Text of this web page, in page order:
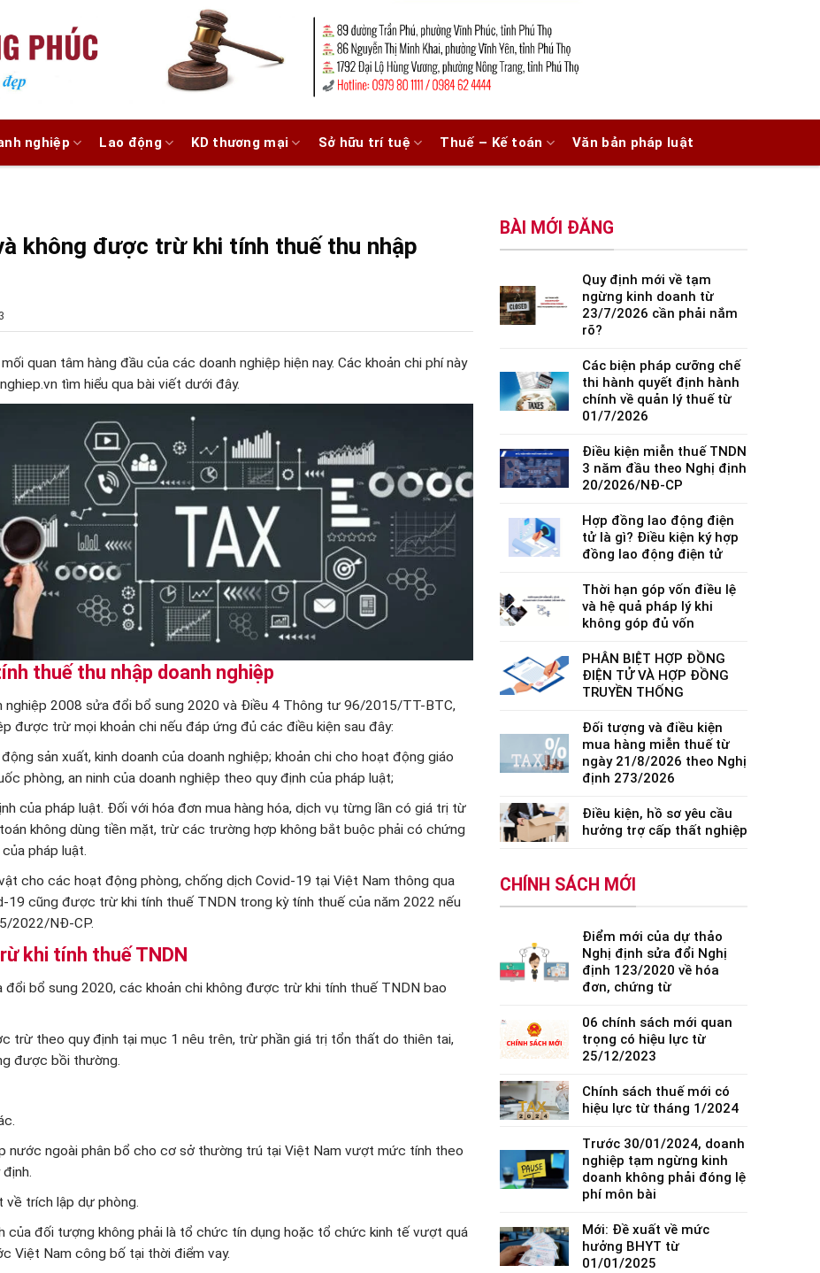
nghiệp Lao động KD thương mại Sở hữu trí tuệ Thuế – Kế toán Văn bản pháp luật
không được trừ khi tính thuế thu nhập
quan tâm hàng đầu của các doanh nghiệp hiện nay. Các khoản chi phí này
tìm hiểu qua bài viết dưới đây.
thuế thu nhập doanh nghiệp
nghiệp 2008 sửa đổi bổ sung 2020 và Điều 4 Thông tư 96/2015/TT-BTC,
được trừ mọi khoản chi nếu đáp ứng đủ các điều kiện sau đây:
sản xuất, kinh doanh của doanh nghiệp; khoản chi cho hoạt động giáo
phòng, an ninh của doanh nghiệp theo quy định của pháp luật;
của pháp luật. Đối với hóa đơn mua hàng hóa, dịch vụ từng lần có giá trị từ
không dùng tiền mặt, trừ các trường hợp không bắt buộc phải có chứng
pháp luật.
cho các hoạt động phòng, chống dịch Covid-19 tại Việt Nam thông qua
19 cũng được trừ khi tính thuế TNDN trong kỳ tính thuế của năm 2022 nếu
2022/NĐ-CP.
khi tính thuế TNDN
bổ sung 2020, các khoản chi không được trừ khi tính thuế TNDN bao
trừ theo quy định tại mục 1 nêu trên, trừ phần giá trị tổn thất do thiên tai,
được bồi thường.
nước ngoài phân bổ cho cơ sở thường trú tại Việt Nam vượt mức tính theo
về trích lập dự phòng.
của đối tượng không phải là tổ chức tín dụng hoặc tổ chức kinh tế vượt quá
Việt Nam công bố tại thời điểm vay.
BÀI MỚI ĐĂNG
Quy định mới về tạm
ngừng kinh doanh từ
23/7/2026 cần phải nắm
rõ?
Các biện pháp cưỡng chế
thi hành quyết định hành
chính về quản lý thuế từ
01/7/2026
Điều kiện miễn thuế TNDN
3 năm đầu theo Nghị định
20/2026/NĐ-CP
Hợp đồng lao động điện
tử là gì? Điều kiện ký hợp
đồng lao động điện tử
Thời hạn góp vốn điều lệ
và hệ quả pháp lý khi
không góp đủ vốn
PHÂN BIỆT HỢP ĐỒNG
ĐIỆN TỬ VÀ HỢP ĐỒNG
TRUYỀN THỐNG
Đối tượng và điều kiện
mua hàng miễn thuế từ
ngày 21/8/2026 theo Nghị
định 273/2026
Điều kiện, hồ sơ yêu cầu
hưởng trợ cấp thất nghiệp
CHÍNH SÁCH MỚI
Điểm mới của dự thảo
Nghị định sửa đổi Nghị
định 123/2020 về hóa
đơn, chứng từ
06 chính sách mới quan
trọng có hiệu lực từ
25/12/2023
Chính sách thuế mới có
hiệu lực từ tháng 1/2024
Trước 30/01/2024, doanh
nghiệp tạm ngừng kinh
doanh không phải đóng lệ
phí môn bài
Mới: Đề xuất về mức
hưởng BHYT từ
01/01/2025